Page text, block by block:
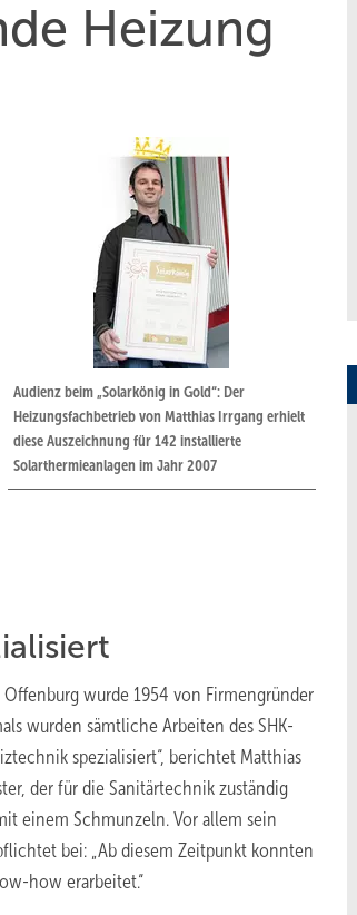
Heizung
Audienz beim „Solarkönig in Gold“: Der
Heizungsfachbetrieb von Matthias Irrgang erhielt
diese Auszeichnung für 142 installierte
Solarthermieanlagen im Jahr 2007
wurde 1954 von Firmengründer
wurden sämtliche Arbeiten des SHK-
spezialisiert“, berichtet Matthias
der für die Sanitärtechnik zuständig
einem Schmunzeln. Vor allem sein
bei: „Ab diesem Zeitpunkt konnten
how erarbeitet.“